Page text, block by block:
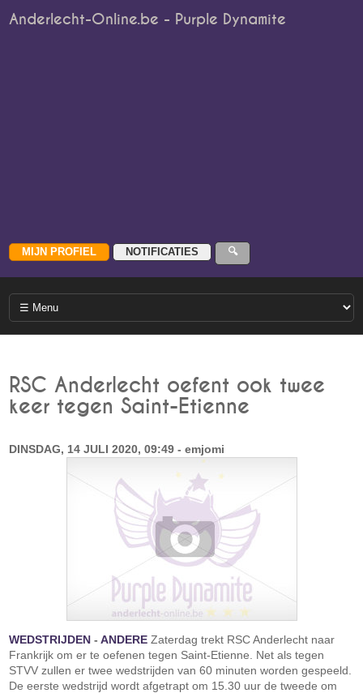
Anderlecht-Online.be - Purple Dynamite
RSC Anderlecht oefent ook twee
keer tegen Saint-Etienne
DINSDAG, 14 JULI 2020, 09:49 - emjomi
WEDSTRIJDEN -ANDERE Zaterdag trekt RSC Anderlecht naar
Frankrijk om er te oefenen tegen Saint-Etienne. Net als tegen
STVV zullen er twee wedstrijden van 60 minuten worden gespeeld.
De eerste wedstrijd wordt afgetrapt om 15.30 uur de tweede om